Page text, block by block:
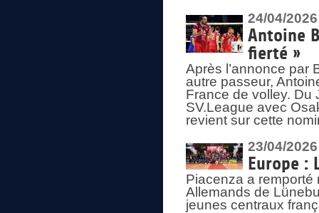
24/04/2026
Antoine
fierté »
Après l’annonce par
autre passeur,
France de volley. Du
SV.League avec
revient sur cette
23/04/2026
Europe :
Piacenza a remporté
Allemands de
jeunes centraux